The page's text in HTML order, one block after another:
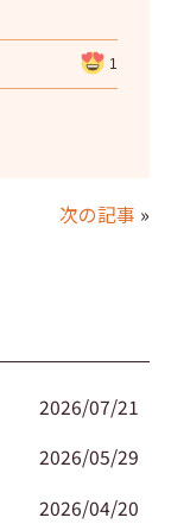
1
次の記事 »
2026/07/21
2026/05/29
2026/04/20